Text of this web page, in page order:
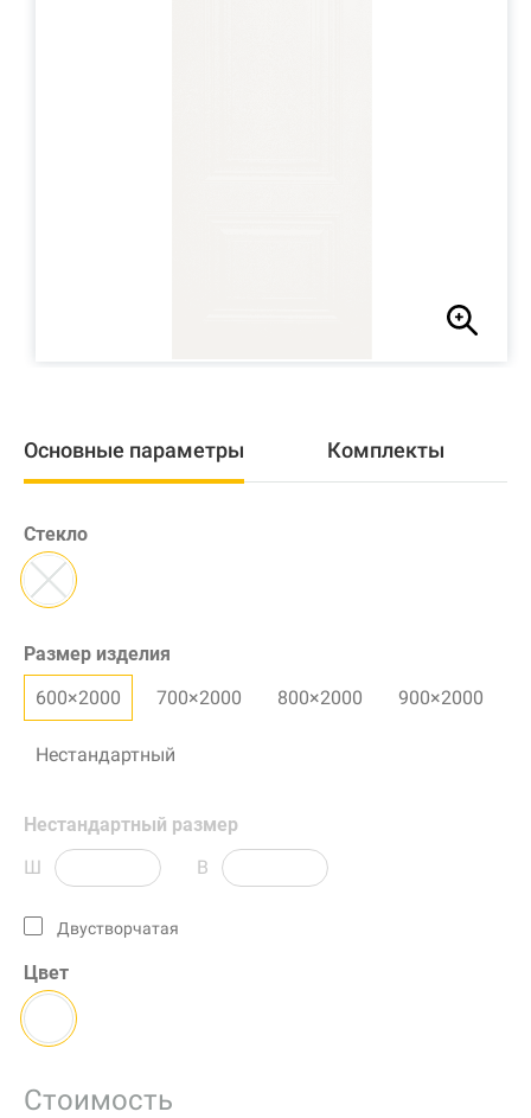
Основные параметры Комплекты
Стекло
Размер изделия
600×2000
700×2000 800×2000 900×2000
Нестандартный
Нестандартный размер
Ш
В
Двустворчатая
Цвет
Стоимость